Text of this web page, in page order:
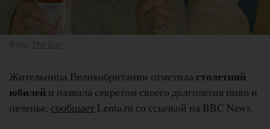
Фото: The Sun
Жительница Великобритании отметила столетний
юбилей и назвала секретом своего долголетия пиво и
печенье, сообщает Lenta.ru со ссылкой на BBC News.